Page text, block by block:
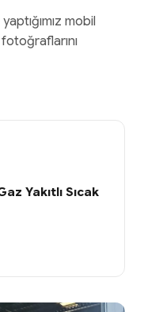
mobil
Yakıtlı Sıcak